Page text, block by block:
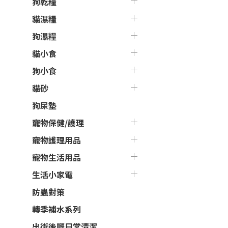
貓濕糧
狗濕糧
貓小食
狗小食
貓砂
狗尿墊
寵物保健/護理
寵物護理用品
寵物生活用品
生活小家電
防蟲對策
轉季補水系列